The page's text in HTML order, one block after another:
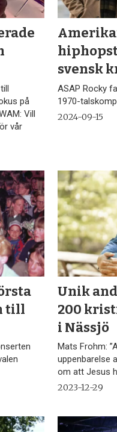
på
Vill
vår
svensk
ASAP Rocky
1970-
2024-09-15
till
Unik
200
i Nässjö
Mats Frohm:
uppenbarelse
om att Jesus
2023-12-29